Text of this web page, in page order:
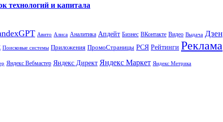
технологий и капитала
Авито Алиса Аналитика Апдейт Бизнес ВКонтакте Видео Выдача Дзен
Поисковые системы Приложения ПромоСтраницы РСЯ Рейтинги Реклама
Яндекс Вебмастер Яндекс Директ Яндекс Маркет Яндекс Метрика